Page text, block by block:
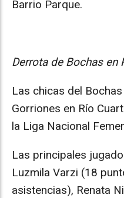
Barrio Parque.
Derrota de Bochas en
Las chicas del
Gorriones en Río
la Liga Nacional
Las principales
Luzmila Varzi (18
asistencias), Renata